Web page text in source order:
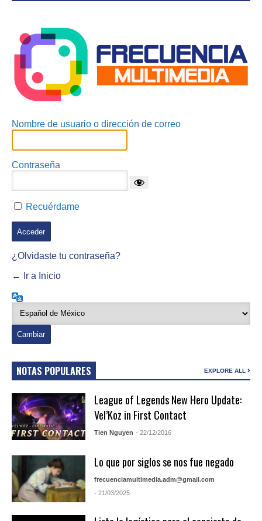
Nombre de usuario o dirección de correo
Contraseña
Recuérdame
¿Olvidaste tu contraseña?
← Ir a Inicio
NOTAS POPULARES EXPLORE ALL
League of Legends New Hero Update:
Vel’Koz in First Contact
Tien Nguyen - 22/12/2016
Lo que por siglos se nos fue negado
frecuenciamultimedia.adm@gmail.com
- 21/03/2025